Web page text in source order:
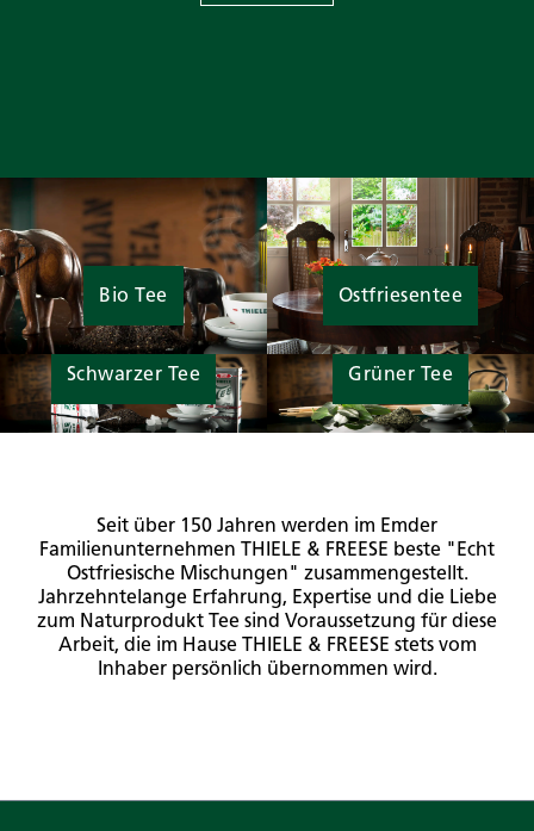
Bio Tee Ostfriesentee
Schwarzer Tee Grüner Tee
Seit über 150 Jahren werden im Emder
Familienunternehmen THIELE & FREESE beste "Echt
Ostfriesische Mischungen" zusammengestellt.
Jahrzehntelange Erfahrung, Expertise und die Liebe
zum Naturprodukt Tee sind Voraussetzung für diese
Arbeit, die im Hause THIELE & FREESE stets vom
Inhaber persönlich übernommen wird.